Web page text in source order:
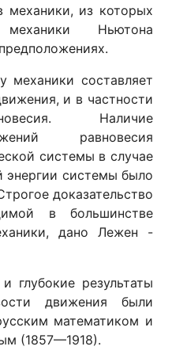
механики, из которых
Ньютона
механики составляет
и в частности
Наличие
равновесия
системы в случае
энергии системы было
доказательство
в большинстве
дано Лежен -
глубокие результаты
движения были
математиком и
(1857—1918).